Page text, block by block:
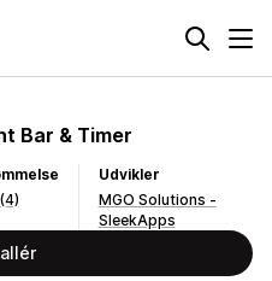
Bar & Timer
(4)
Udvikler
MGO Solutions -
SleekApps